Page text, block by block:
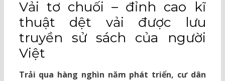
Vải tơ chuối – đỉnh cao kĩ
thuật dệt vải được lưu
truyền sử sách của người
Việt
Trải qua hàng nghìn năm phát triển, cư dân